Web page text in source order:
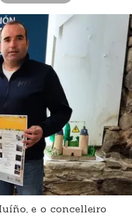
e o concelleiro